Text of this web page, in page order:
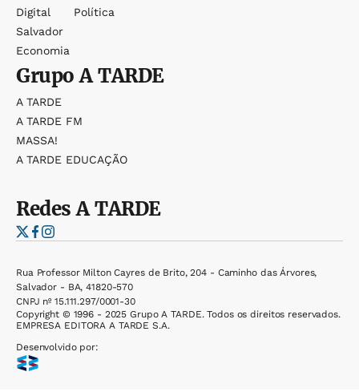
Digital
Salvador
Economia
Política
GrupoA TARDE
A TARDE
A TARDE FM
MASSA!
A TARDE EDUCAÇÃO
RedesA TARDE
Rua Professor Milton Cayres de Brito, 204 - Caminho das Árvores,
Salvador - BA, 41820-570
CNPJ nº 15.111.297/0001-30
Copyright © 1996 - 2025 Grupo A TARDE. Todos os direitos reservados.
EMPRESA EDITORA A TARDE S.A.
Desenvolvido por: